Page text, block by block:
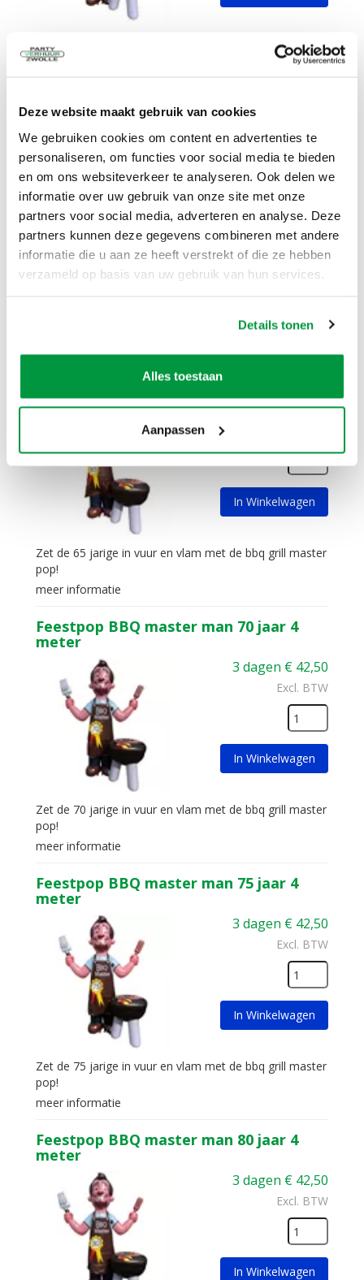
Deze website maakt gebruik van cookies
We gebruiken cookies om content en advertenties te
personaliseren, om functies voor social media te bieden
en om ons websiteverkeer te analyseren. Ook delen we
informatie over uw gebruik van onze site met onze
partners voor social media, adverteren en analyse. Deze
partners kunnen deze gegevens combineren met andere
informatie die u aan ze heeft verstrekt of die ze hebben
verzameld op basis van uw gebruik van hun services.
Details tonen
Alles toestaan
Aanpassen
pop!
Feestpop BBQ master man 60 jaar 4
meter
1 dag € 42,50
Excl. BTW
In Winkelwagen
Feestpop BBQ master man 65 jaar 4
3 dagen€42,50
In Winkelwagen
Zet de 65 jarige in vuur en vlam met de bbq grill master
pop!
meer informatie
Feestpop BBQ master man 70 jaar 4
meter
3 dagen € 42,50
Excl. BTW
In Winkelwagen
Zet de 70 jarige in vuur en vlam met de bbq grill master
pop!
meer informatie
Feestpop BBQ master man 75 jaar 4
meter
3 dagen € 42,50
Excl. BTW
In Winkelwagen
Zet de 75 jarige in vuur en vlam met de bbq grill master
pop!
meer informatie
Feestpop BBQ master man 80 jaar 4
meter
3 dagen € 42,50
Excl. BTW
In Winkelwagen